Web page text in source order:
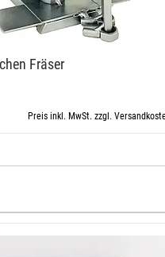
Fräser
Preis inkl. MwSt. zzgl.